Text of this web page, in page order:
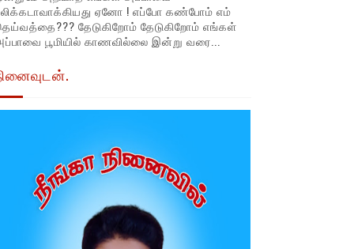
ஏனோ ! எப்போ கண்போம் எம்
தேடுகிறோம் தேடுகிறோம் எங்கள்
பூமியில் காணவில்லை இன்று வரை...